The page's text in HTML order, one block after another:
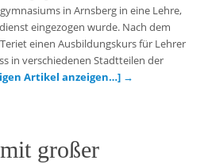
in Arnsberg in eine Lehre,
eingezogen wurde. Nach dem
einen Ausbildungskurs für Lehrer
in verschiedenen Stadtteilen der
Artikel anzeigen…] →
großer